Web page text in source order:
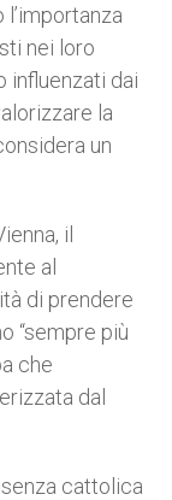
nei loro
influenzati dai
la
un
il
al
di prendere
“sempre più
che
dal
cattolica